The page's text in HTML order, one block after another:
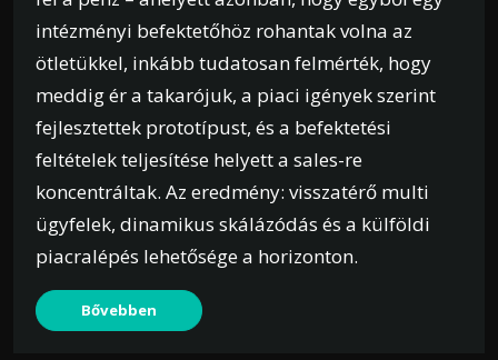
intézményi befektetőhöz rohantak volna az
ötletükkel, inkább tudatosan felmérték, hogy
meddig ér a takarójuk, a piaci igények szerint
fejlesztettek prototípust, és a befektetési
feltételek teljesítése helyett a sales-re
koncentráltak. Az eredmény: visszatérő multi
ügyfelek, dinamikus skálázódás és a külföldi
piacralépés lehetősége a horizonton.
Bővebben